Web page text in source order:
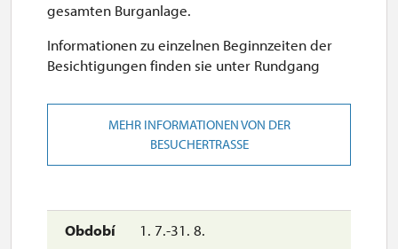
1. 7.-31. 8.
gesamten Burganlage.
Informationen zu einzelnen Beginnzeiten der
Besichtigungen finden sie unter Rundgang
MEHR INFORMATIONEN VON DER
BESUCHERTRASSE